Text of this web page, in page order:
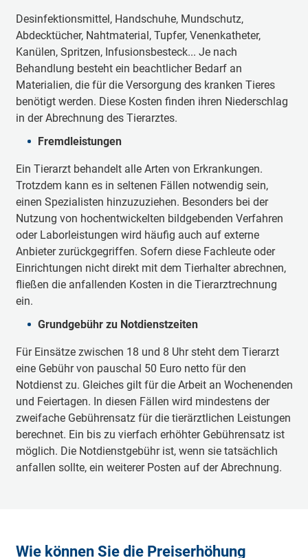
Desinfektionsmittel, Handschuhe, Mundschutz,
Abdecktücher, Nahtmaterial, Tupfer, Venenkatheter,
Kanülen, Spritzen, Infusionsbesteck... Je nach
Behandlung besteht ein beachtlicher Bedarf an
Materialien, die für die Versorgung des kranken Tieres
benötigt werden. Diese Kosten finden ihren Niederschlag
in der Abrechnung des Tierarztes.
Fremdleistungen
Ein Tierarzt behandelt alle Arten von Erkrankungen.
Trotzdem kann es in seltenen Fällen notwendig sein,
einen Spezialisten hinzuzuziehen. Besonders bei der
Nutzung von hochentwickelten bildgebenden Verfahren
oder Laborleistungen wird häufig auch auf externe
Anbieter zurückgegriffen. Sofern diese Fachleute oder
Einrichtungen nicht direkt mit dem Tierhalter abrechnen,
fließen die anfallenden Kosten in die Tierarztrechnung
ein.
Grundgebühr zu Notdienstzeiten
Für Einsätze zwischen 18 und 8 Uhr steht dem Tierarzt
eine Gebühr von pauschal 50 Euro netto für den
Notdienst zu. Gleiches gilt für die Arbeit an Wochenenden
und Feiertagen. In diesen Fällen wird mindestens der
zweifache Gebührensatz für die tierärztlichen Leistungen
berechnet. Ein bis zu vierfach erhöhter Gebührensatz ist
möglich. Die Notdienstgebühr ist, wenn sie tatsächlich
anfallen sollte, ein weiterer Posten auf der Abrechnung.
Wie können Sie die Preiserhöhung